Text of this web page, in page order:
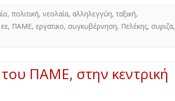
, πολιτική, νεολαία, αλληλεγγύη, ταξική,
εε, ΠΑΜΕ, εργατικο, συγκυβέρνηση, Πελέκης, συριζα,
ΠΑΜΕ, στην κεντρική